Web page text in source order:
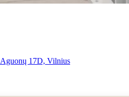
Aguonų 17D, Vilnius